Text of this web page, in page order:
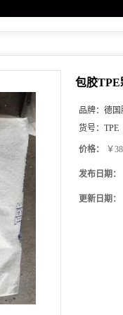
包胶TPE
品牌： 德国
货号： TPE
价格： ￥
发布日期：
更新日期：